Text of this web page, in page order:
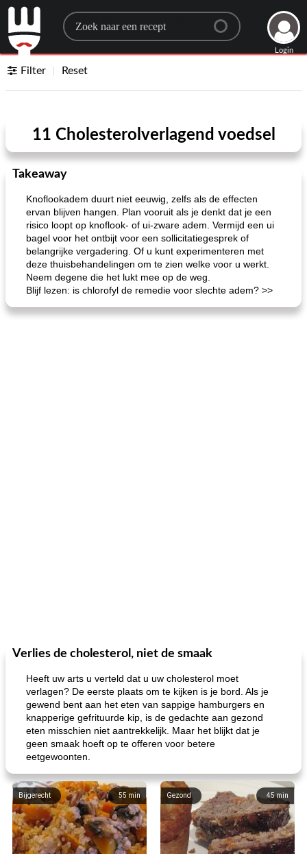
Search for a recipe
Login
Filter Reset
11 Cholesterolverlagend voedsel
Takeaway
Knoflookadem duurt niet eeuwig, zelfs als de effecten
ervan blijven hangen. Plan vooruit als je denkt dat je een
risico loopt op knoflook- of ui-zware adem. Vermijd een ui
bagel voor het ontbijt voor een sollicitatiegesprek of
belangrijke vergadering. Of u kunt experimenteren met
deze thuisbehandelingen om te zien welke voor u werkt.
Neem degene die het lukt mee op de weg.
Blijf lezen: is chlorofyl de remedie voor slechte adem? >>
Verlies de cholesterol, niet de smaak
Heeft uw arts u verteld dat u uw cholesterol moet
verlagen? De eerste plaats om te kijken is je bord. Als je
gewend bent aan het eten van sappige hamburgers en
knapperige gefrituurde kip, is de gedachte aan gezond
eten misschien niet aantrekkelijk. Maar het blijkt dat je
geen smaak hoeft op te offeren voor betere
eetgewoonten.
55 min
Bijgerecht 45min
Gezond